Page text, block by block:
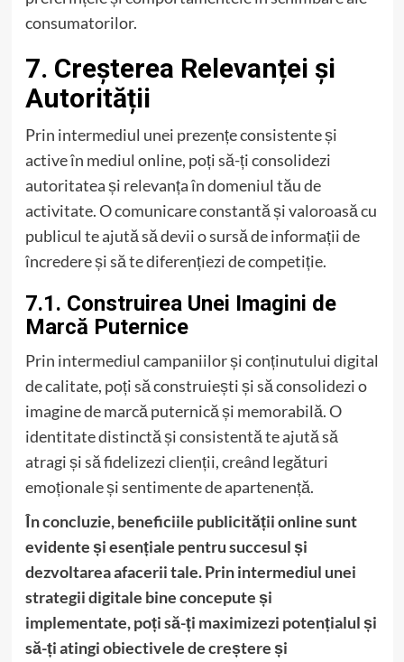
consumatorilor.
7. Creșterea Relevanței și
Autorității
Prin intermediul unei prezențe consistente și
active în mediul online, poți să-ți consolidezi
autoritatea și relevanța în domeniul tău de
activitate. O comunicare constantă și valoroasă cu
publicul te ajută să devii o sursă de informații de
încredere și să te diferențiezi de competiție.
7.1. Construirea Unei Imagini de
Marcă Puternice
Prin intermediul campaniilor și conținutului digital
de calitate, poți să construiești și să consolidezi o
imagine de marcă puternică și memorabilă. O
identitate distinctă și consistentă te ajută să
atragi și să fidelizezi clienții, creând legături
emoționale și sentimente de apartenență.
În concluzie, beneficiile publicității online sunt
evidente și esențiale pentru succesul și
dezvoltarea afacerii tale. Prin intermediul unei
strategii digitale bine concepute și
implementate, poți să-ți maximizezi potențialul și
să-ți atingi obiectivele de creștere și